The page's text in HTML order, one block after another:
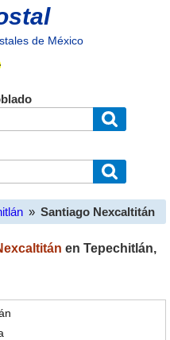
de México
» Santiago Nexcaltitán
en Tepechitlán,